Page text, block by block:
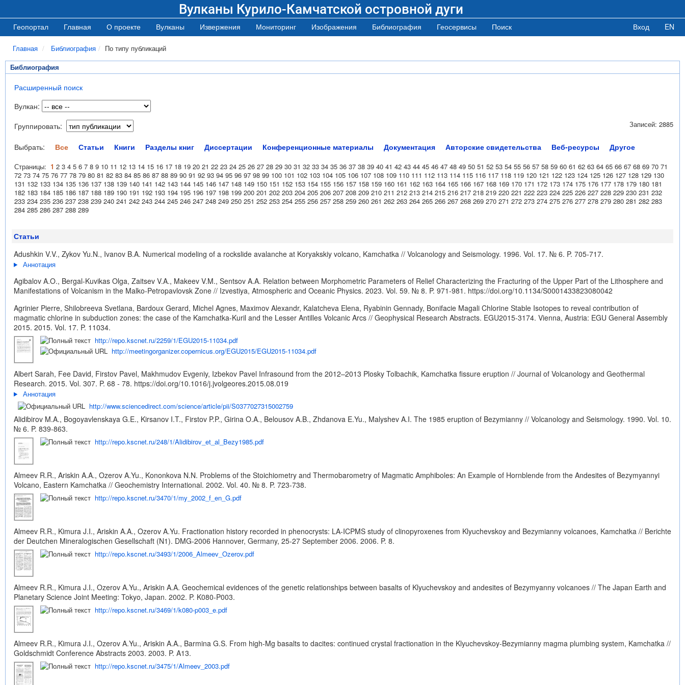
Вулканы Курило-Камчатской островной дуги
Геопортал Главная О проекте Вулканы Извержения Мониторинг Изображения Библиография Геосервисы Поиск Вход EN
Главная Библиография По типу публикаций
Библиография
Расширенный поиск
Вулкан:
Группировать:
Выбрать: Все Статьи Книги Разделы книг Диссертации Конференционные материалы Документация Авторские свидетельства Веб-ресурсы Другое
Записей: 2885
Страницы: 1 2 3 4 5 6 7 8 9 10 11 12 13 14 15 16 17 18 19 20 21 22 23 24 25 26 27 28 29 30 31 32 33 34 35 36 37 38 39 40 41 42 43 44 45 46 47 48 49 50 51 52 53 54 55 56 57 58 59 60 61 62 63 64 65 66 67 68 69 70 71
72 73 74 75 76 77 78 79 80 81 82 83 84 85 86 87 88 89 90 91 92 93 94 95 96 97 98 99 100 101 102 103 104 105 106 107 108 109 110 111 112 113 114 115 116 117 118 119 120 121 122 123 124 125 126 127 128 129 130
131 132 133 134 135 136 137 138 139 140 141 142 143 144 145 146 147 148 149 150 151 152 153 154 155 156 157 158 159 160 161 162 163 164 165 166 167 168 169 170 171 172 173 174 175 176 177 178 179 180 181
182 183 184 185 186 187 188 189 190 191 192 193 194 195 196 197 198 199 200 201 202 203 204 205 206 207 208 209 210 211 212 213 214 215 216 217 218 219 220 221 222 223 224 225 226 227 228 229 230 231 232
233 234 235 236 237 238 239 240 241 242 243 244 245 246 247 248 249 250 251 252 253 254 255 256 257 258 259 260 261 262 263 264 265 266 267 268 269 270 271 272 273 274 275 276 277 278 279 280 281 282 283
284 285 286 287 288 289
Статьи
Adushkin V.V., Zykov Yu.N., Ivanov B.A. Numerical modeling of a rockslide avalanche at Koryakskiy volcano, Kamchatka // Volcanology and Seismology. 1996. Vol. 17. № 6. P. 705-717.
Аннотация
Agibalov A.O., Bergal-Kuvikas Olga, Zaitsev V.A., Makeev V.M., Sentsov A.A. Relation between Morphometric Parameters of Relief Characterizing the Fracturing of the Upper Part of the Lithosphere and
Manifestations of Volcanism in the Malko-Petropavlovsk Zone // Izvestiya, Atmospheric and Oceanic Physics. 2023. Vol. 59. № 8. P. 971-981. https://doi.org/10.1134/S0001433823080042
Agrinier Pierre, Shilobreeva Svetlana, Bardoux Gerard, Michel Agnes, Maximov Alexandr, Kalatcheva Elena, Ryabinin Gennady, Bonifacie Magali Chlorine Stable Isotopes to reveal contribution of
magmatic chlorine in subduction zones: the case of the Kamchatka-Kuril and the Lesser Antilles Volcanic Arcs // Geophysical Research Abstracts. EGU2015-3174. Vienna, Austria: EGU General Assembly
2015. 2015. Vol. 17. P. 11034.
http://repo.kscnet.ru/2259/1/EGU2015-11034.pdf
http://meetingorganizer.copernicus.org/EGU2015/EGU2015-11034.pdf
Albert Sarah, Fee David, Firstov Pavel, Makhmudov Evgeniy, Izbekov Pavel Infrasound from the 2012–2013 Plosky Tolbachik, Kamchatka fissure eruption // Journal of Volcanology and Geothermal
Research. 2015. Vol. 307. P. 68 - 78. https://doi.org/10.1016/j.jvolgeores.2015.08.019
Аннотация
http://www.sciencedirect.com/science/article/pii/S0377027315002759
Alidibirov M.A., Bogoyavlenskaya G.E., Kirsanov I.T., Firstov P.P., Girina O.A., Belousov A.B., Zhdanova E.Yu., Malyshev A.I. The 1985 eruption of Bezymianny // Volcanology and Seismology. 1990. Vol. 10.
№ 6. P. 839-863.
http://repo.kscnet.ru/248/1/Alidibirov_et_al_Bezy1985.pdf
Almeev R.R., Ariskin A.A., Ozerov A.Yu., Kononkova N.N. Problems of the Stoichiometry and Thermobarometry of Magmatic Amphiboles: An Example of Hornblende from the Andesites of Bezymyannyi
Volcano, Eastern Kamchatka // Geochemistry International. 2002. Vol. 40. № 8. P. 723-738.
http://repo.kscnet.ru/3470/1/my_2002_f_en_G.pdf
Almeev R.R., Kimura J.I., Ariskin A.A., Ozerov A.Yu. Fractionation history recorded in phenocrysts: LA-ICPMS study of clinopyroxenes from Klyuchevskoy and Bezymianny volcanoes, Kamchatka // Berichte
der Deutchen Mineralogischen Gesellschaft (N1). DMG-2006 Hannover, Germany, 25-27 September 2006. 2006. P. 8.
http://repo.kscnet.ru/3493/1/2006_Almeev_Ozerov.pdf
Almeev R.R., Kimura J.I., Ozerov A.Yu., Ariskin A.A. Geochemical evidences of the genetic relationships between basalts of Klyuchevskoy and andesites of Bezymyanny volcanoes // The Japan Earth and
Planetary Science Joint Meeting: Tokyo, Japan. 2002. P. K080-P003.
http://repo.kscnet.ru/3469/1/k080-p003_e.pdf
Almeev R.R., Kimura J.I., Ozerov A.Yu., Ariskin A.A., Barmina G.S. From high-Mg basalts to dacites: continued crystal fractionation in the Klyuchevskoy-Bezymianny magma plumbing system, Kamchatka //
Goldschmidt Conference Abstracts 2003. 2003. P. A13.
http://repo.kscnet.ru/3475/1/Almeev_2003.pdf